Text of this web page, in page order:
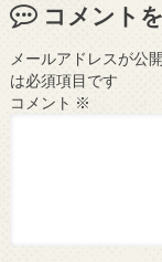
コメント
メールアドレスが公
は必須項目です
コメント ※